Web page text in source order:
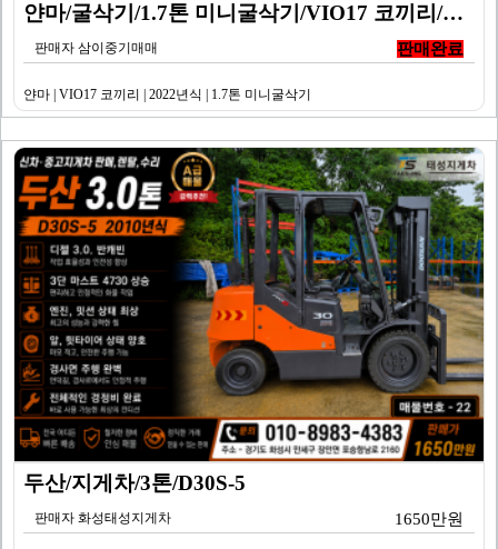
얀마/굴삭기/1.7톤 미니굴삭기/VIO17 코끼리/20…
판매자 삼이중기매매 판매완료
얀마 | VIO17 코끼리 | 2022년식 | 1.7톤 미니굴삭기
두산/지게차/3톤/D30S-5
판매자 화성태성지게차 1650만원